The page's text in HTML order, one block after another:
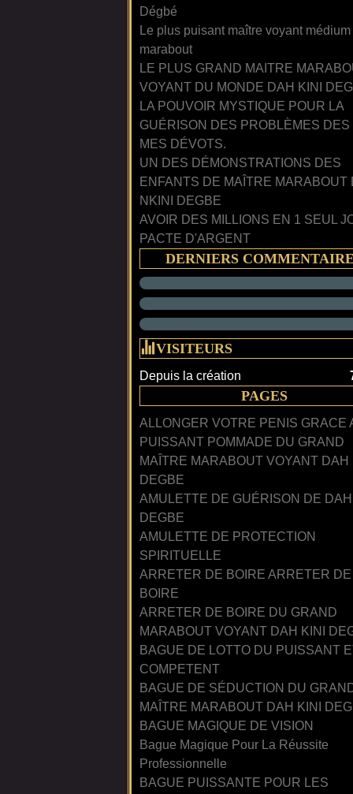
Dégbé
Le plus puisant maître voyant médium
marabout
LE PLUS GRAND MAITRE
VOYANT DU MONDE DAH KINI
LA POUVOIR MYSTIQUE POUR LA
GUÉRISON DES PROBLÈMES DES
MES DÉVOTS.
UN DES DÉMONSTRATIONS DES
ENFANTS DE MAÎTRE MARABOUT
NKINI DEGBE
AVOIR DES MILLIONS EN 1 SEUL
PACTE D'ARGENT
DERNIERS
VISITEURS
Depuis la création
PAGES
ALLONGER VOTRE PENIS GRACE
PUISSANT POMMADE DU GRAND
MAÎTRE MARABOUT VOYANT DAH
DEGBE
AMULETTE DE GUÉRISON DE DAH
DEGBE
AMULETTE DE PROTECTION
SPIRITUELLE
ARRETER DE BOIRE ARRETER DE
BOIRE
ARRETER DE BOIRE DU GRAND
MARABOUT VOYANT DAH KINI
BAGUE DE LOTTO DU PUISSANT
COMPETENT
BAGUE DE SÉDUCTION DU
MAÎTRE MARABOUT DAH KINI
BAGUE MAGIQUE DE VISION
Bague Magique Pour La Réussite
Professionnelle
BAGUE PUISSANTE POUR LES